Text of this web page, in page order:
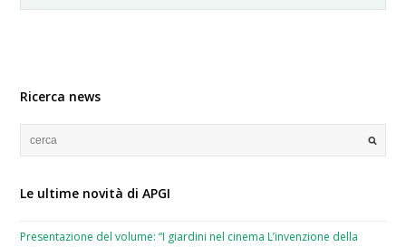
Ricerca news
Le ultime novità di APGI
Presentazione del volume: “I giardini nel cinema L’invenzione della